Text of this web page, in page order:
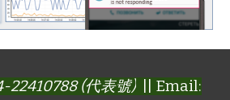
22410788 (代表號)|| Email: